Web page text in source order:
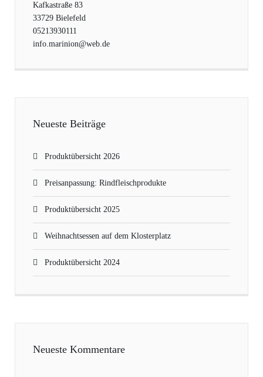
Kafkastraße 83
33729 Bielefeld
05213930111
info.marinion@web.de
Neueste Beiträge
Produktübersicht 2026
Preisanpassung: Rindfleischprodukte
Produktübersicht 2025
Weihnachtsessen auf dem Klosterplatz
Produktübersicht 2024
Neueste Kommentare